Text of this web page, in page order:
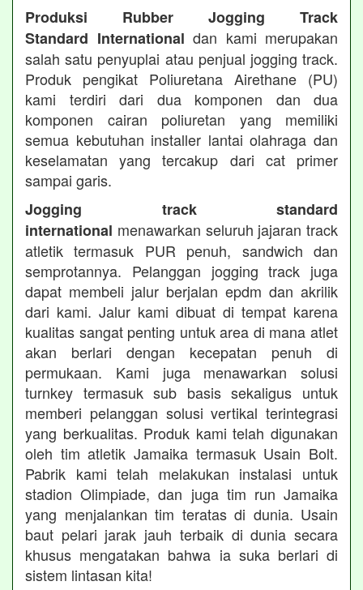
Produksi Rubber Jogging Track
Standard International dan kami merupakan
salah satu penyuplai atau penjual jogging track.
Produk pengikat Poliuretana Airethane (PU)
kami terdiri dari dua komponen dan dua
komponen cairan poliuretan yang memiliki
semua kebutuhan installer lantai olahraga dan
keselamatan yang tercakup dari cat primer
sampai garis.
Jogging track standard
international menawarkan seluruh jajaran track
atletik termasuk PUR penuh, sandwich dan
semprotannya. Pelanggan jogging track juga
dapat membeli jalur berjalan epdm dan akrilik
dari kami. Jalur kami dibuat di tempat karena
kualitas sangat penting untuk area di mana atlet
akan berlari dengan kecepatan penuh di
permukaan. Kami juga menawarkan solusi
turnkey termasuk sub basis sekaligus untuk
memberi pelanggan solusi vertikal terintegrasi
yang berkualitas. Produk kami telah digunakan
oleh tim atletik Jamaika termasuk Usain Bolt.
Pabrik kami telah melakukan instalasi untuk
stadion Olimpiade, dan juga tim run Jamaika
yang menjalankan tim teratas di dunia. Usain
baut pelari jarak jauh terbaik di dunia secara
khusus mengatakan bahwa ia suka berlari di
sistem lintasan kita!